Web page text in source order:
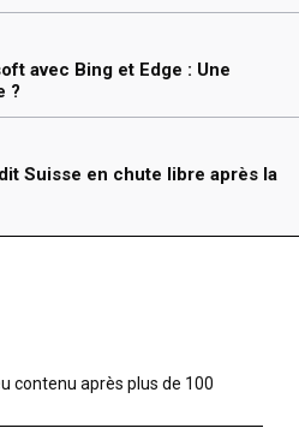
avec Bing et Edge : Une
?
Suisse en chute libre après la
contenu après plus de 100